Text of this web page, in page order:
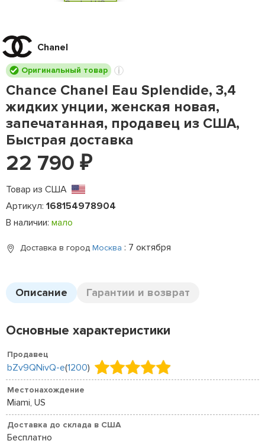
Chanel
Оригинальный товар
Chance Chanel Eau Splendide, 3,4
жидких унции, женская новая,
запечатанная, продавец из США,
Быстрая доставка
22 790 ₽
Товар из США
Артикул: 168154978904
В наличии: мало
Доставка в город Москва : 7 октября
Описание Гарантии и возврат
Основные характеристики
Продавец
bZv9QNivQ-e(1200)
Местонахождение
Miami, US
Доставка до склада в США
Бесплатно